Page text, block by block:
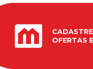
OFERTAS